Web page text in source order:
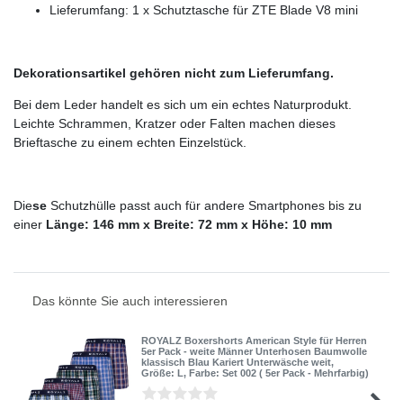
Lieferumfang: 1 x Schutztasche für ZTE Blade V8 mini
Dekorationsartikel gehören nicht zum Lieferumfang.
Bei dem Leder handelt es sich um ein echtes Naturprodukt.
Leichte Schrammen, Kratzer oder Falten machen dieses
Brieftasche zu einem echten Einzelstück.
Diese Schutzhülle passt auch für andere Smartphones bis zu
einer Länge: 146 mm x Breite: 72 mm x Höhe: 10 mm
Das könnte Sie auch interessieren
ROYALZ Boxershorts American Style für Herren
5er Pack - weite Männer Unterhosen Baumwolle
klassisch Blau Kariert Unterwäsche weit,
Größe: L, Farbe: Set 002 ( 5er Pack - Mehrfarbig)